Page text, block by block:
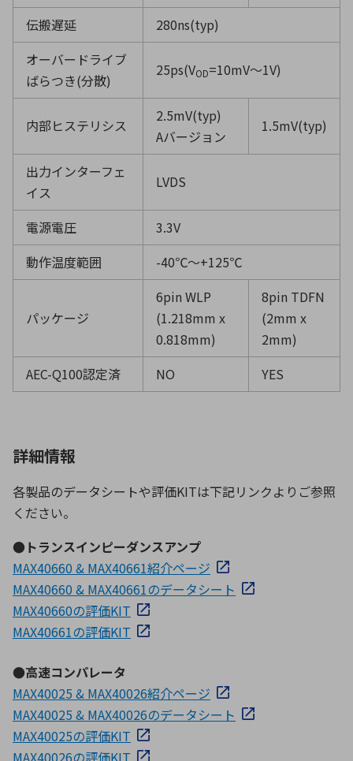
伝搬遅延
280ns(typ)
オーバードライブ
ばらつき(分散)
25ps(VOD=10mV〜1V)
内部ヒステリシス
2.5mV(typ)
Aバージョン
1.5mV(typ)
出力インターフェ
イス
LVDS
電源電圧
3.3V
動作温度範囲
-40℃〜+125℃
パッケージ
6pin WLP
(1.218mm x
0.818mm)
8pin TDFN
(2mm x
2mm)
AEC-Q100認定済
NO YES
詳細情報
各製品のデータシートや評価KITは下記リンクよりご参照
ください。
●トランスインピーダンスアンプ
MAX40660 & MAX40661紹介ページ
MAX40660 & MAX40661のデータシート
MAX40660の評価KIT
MAX40661の評価KIT
●高速コンパレータ
MAX40025 & MAX40026紹介ページ
MAX40025 & MAX40026のデータシート
MAX40025の評価KIT
MAX40026の評価KIT